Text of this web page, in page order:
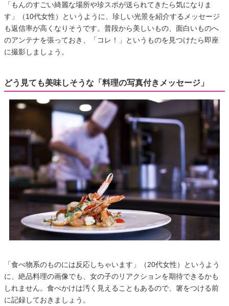
「もんのすごい綺麗な場所や珍スポが送られてきたら気になりま
す」（10代女性）というように、珍しい光景を紹介するメッセージ
も返信率が高くなりそうです。普段から美しいもの、面白いものへ
のアンテナを張っておき、「コレ！」というものを見つけたら即座
に撮影しましょう。
どう見ても美味しそうな「料理の写真付きメッセージ」
「食べ物系のものには反応しちゃいます」（20代女性）というよう
に、絶品料理の画像でも、女の子のリアクションを期待できるかも
しれません。食べかけは汚く見えることもあるので、箸をつける前
に記録しておきましょう。